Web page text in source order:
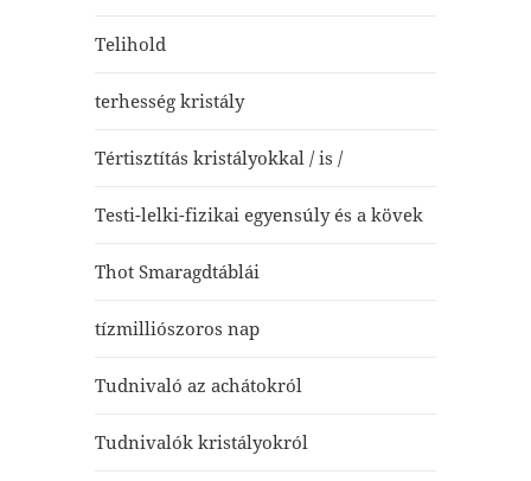
Telihold
terhesség kristály
Tértisztítás kristályokkal / is /
Testi-lelki-fizikai egyensúly és a kövek
Thot Smaragdtáblái
tízmilliószoros nap
Tudnivaló az achátokról
Tudnivalók kristályokról